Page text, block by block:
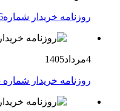
روزنامه خریدار شماره2196
4مرداد1405
روزنامه خریدار شماره 2195